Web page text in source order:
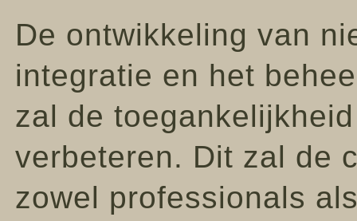
De ontwikkeling van
integratie en het
zal de
verbeteren. Dit zal de
zowel professionals